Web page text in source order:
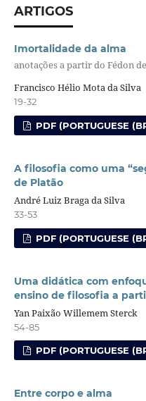
ARTIGOS
Imortalidade da alma
anotações a partir do Fédon
Francisco Hélio Mota da Silva
19-32
PDF (PORTUGUESE
A filosofia como uma
de Platão
André Luiz Braga da Silva
33-53
PDF (PORTUGUESE
Uma didática com
ensino de filosofia a
Yan Paixão Willemem Sterck
54-85
PDF (PORTUGUESE
Entre corpo e alma